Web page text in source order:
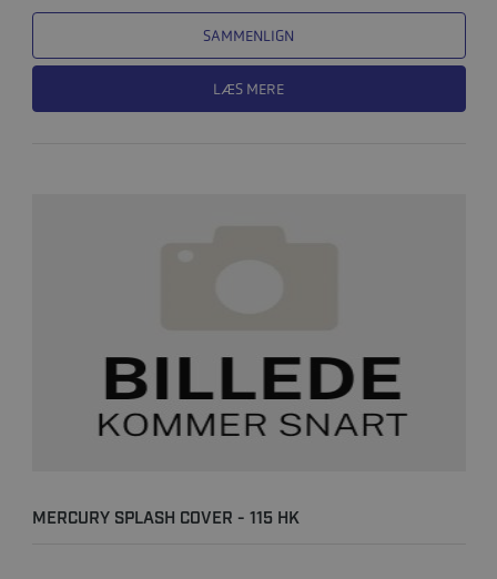
SAMMENLIGN
LÆS MERE
MERCURY SPLASH COVER - 115 HK